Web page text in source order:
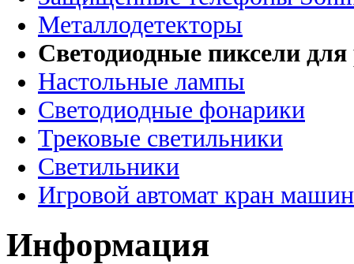
Металлодетекторы
Светодиодные пиксели
Настольные лампы
Светодиодные фонарики
Трековые светильники
Светильники
Игровой автомат кран
Информация